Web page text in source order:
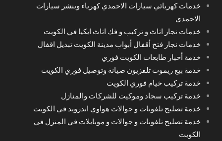
خدمات كهربائي سيارات الاحمدي كهرباء وبنشر سيارات
الاحمدي
خدمات نجار اثاث و تركيب و فك اثاث ايكيا في الكويت
خدمات نجار فتح أقفال أبواب مدينة الكويت تبديل اقفال
خدمة أحبار طابعات الكويت فوري
خدمة بيع ريموت تلفزيون صيانة وتوصيل فوري الكويت
خدمة تركيب خيام فوري الكويت
خدمة تركيب سجاد وموكيت للشركات والمنازل
خدمة تصليح تلفونات و جوالات هواوي اندرويد في الكويت
خدمة تصليح تلفونات و جوالات و موبايلات في المنزل في
الكويت